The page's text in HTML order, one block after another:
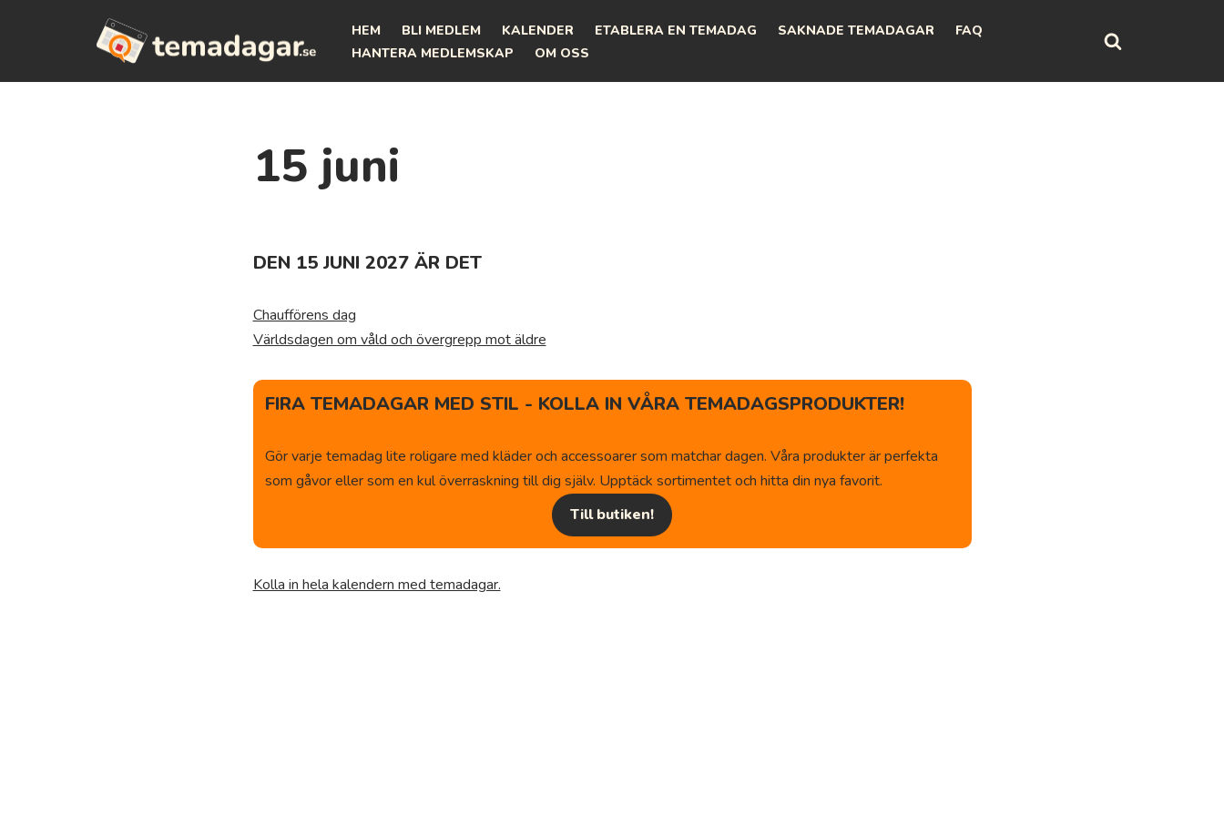
HEM BLI MEDLEM KALENDER ETABLERA EN TEMADAG SAKNADE TEMADAGAR
FAQ
HANTERA MEDLEMSKAP
OM OSS
15 juni
DEN 15 JUNI 2027 ÄR DET
Chaufförens dag
Världsdagen om våld och övergrepp mot äldre
FIRA TEMADAGAR MED STIL - KOLLA IN VÅRA TEMADAGSPRODUKTER!
Gör varje temadag lite roligare med kläder och accessoarer som matchar dagen. Våra produkter är perfekta
som gåvor eller som en kul överraskning till dig själv. Upptäck sortimentet och hitta din nya favorit.
Till butiken!
Kolla in hela kalendern med temadagar.